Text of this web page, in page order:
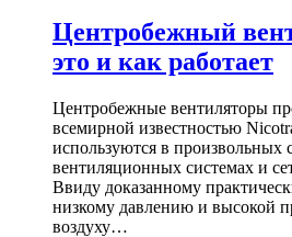
Центробежный
это и как работает
Центробежные вентиляторы
всемирной известностью
используются в произвольных
вентиляционных системах и
Ввиду доказанному
низкому давлению и высокой
воздуху…